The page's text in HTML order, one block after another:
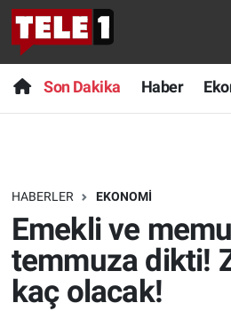
Son Dakika Haber
HABERLER EKONOMI
Emekli ve
temmuza dikti!
kaç olacak!
Anında Manşet
Başka Sohbetler
Bilim turu
Bilim ve Teknoloji Evreni
Doğa Konuşuyor
Son Dakika
Haber
Dünya
Sağlık
Nöbetçi Eczaneler
Hava Durumu
Trafik Durumu
Süper Lig Puan Durumu ve
Tüm Manşetler